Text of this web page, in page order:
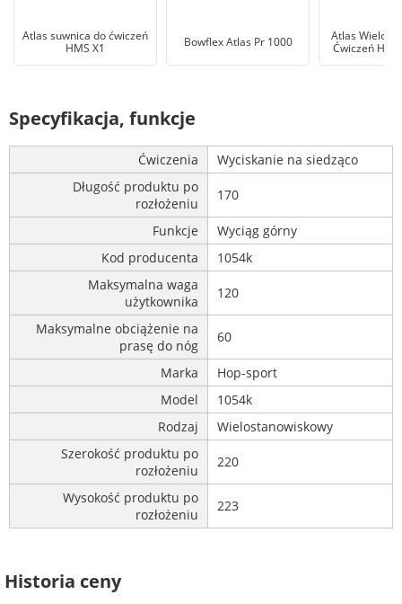
Atlas suwnica do ćwiczeń
HMS X1
Bowflex Atlas Pr 1000
Atlas
Ćwiczeń
Specyfikacja, funkcje
Ćwiczenia
Wyciskanie na siedząco
Długość produktu po
rozłożeniu
170
Funkcje
Wyciąg górny
Kod producenta
1054k
Maksymalna waga
użytkownika
120
Maksymalne obciążenie na
prasę do nóg
60
Marka
Hop-sport
Model
1054k
Rodzaj
Wielostanowiskowy
Szerokość produktu po
rozłożeniu
220
Wysokość produktu po
rozłożeniu
223
Historia ceny